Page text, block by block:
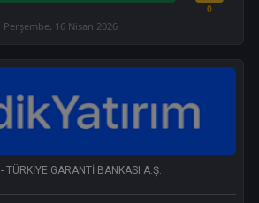
0
Perşembe, 16 Nisan 2026
- TÜRKİYE GARANTİ BANKASI A.Ş.